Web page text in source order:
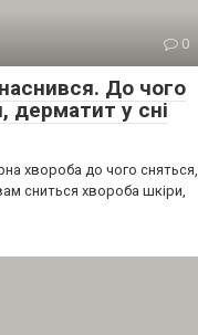
0
До чого
дерматит у сні
хвороба до чого сняться,
сниться хвороба шкіри,